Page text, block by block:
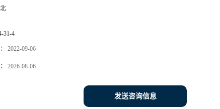
31-4
2022-09-06
2026-08-06
发送咨询信息